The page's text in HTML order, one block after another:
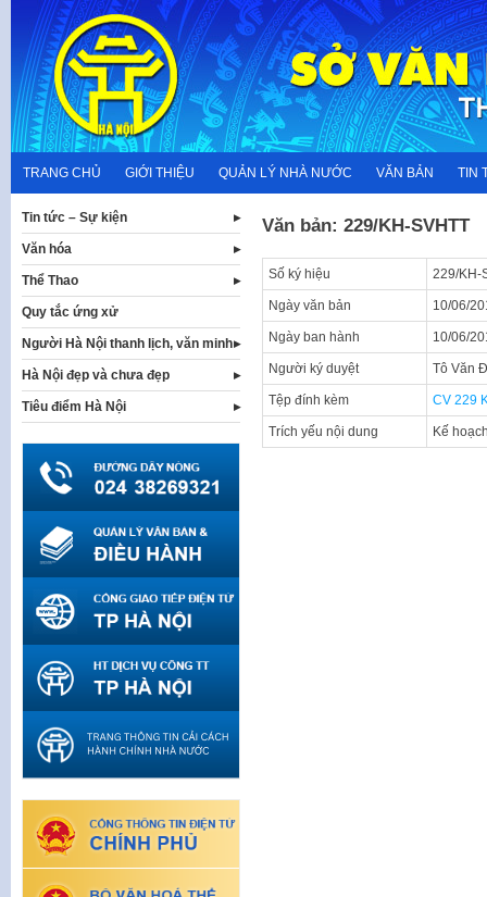
content
TRANG CHỦ GIỚI THIỆU QUẢN LÝ NHÀ NƯỚC VĂN BẢN TIN
Văn bản: 229/KH-SVHTT
Số ký hiệu 229/KH-
Ngày văn bản 10/06/
Ngày ban hành 10/06/
Người ký duyệt Tô Văn
Tệp đính kèm CV 229
Trích yếu nội dung Kế
Tin tức – Sự kiện
Văn hóa
Thể Thao
Quy tắc ứng xử
Người Hà Nội thanh lịch, văn minh
Hà Nội đẹp và chưa đẹp
Tiêu điểm Hà Nội